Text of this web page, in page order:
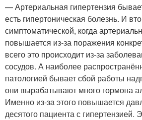
— Артериальная гипертензия
есть гипертоническая болезнь. И
симптоматической, когда
повышается из-за поражения
всего это происходит из-за
сосудов. А наиболее
патологией бывает сбой работы
они вырабатывают много гормона
Именно из-за этого повышается
десятого пациента с гипертензией.